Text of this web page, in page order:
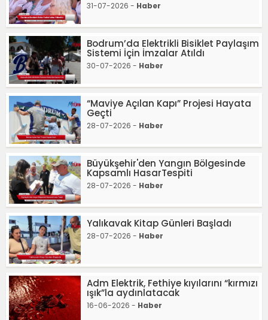
31-07-2026 - Haber
Bodrum’da Elektrikli Bisiklet Paylaşım
Sistemi İçin İmzalar Atıldı
30-07-2026 - Haber
“Maviye Açılan Kapı” Projesi Hayata
Geçti
28-07-2026 - Haber
Büyükşehir'den Yangın Bölgesinde
Kapsamlı HasarTespiti
28-07-2026 - Haber
Yalıkavak Kitap Günleri Başladı
28-07-2026 - Haber
Adm Elektrik, Fethiye kıyılarını “kırmızı
ışık”la aydınlatacak
16-06-2026 - Haber